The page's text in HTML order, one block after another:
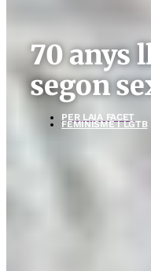
70 anys
segon
PERLAIA FACET
FEMINISME I LGTB